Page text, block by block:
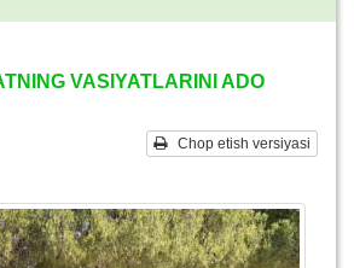
VASIYATLARINI ADO
Chop etish versiyasi